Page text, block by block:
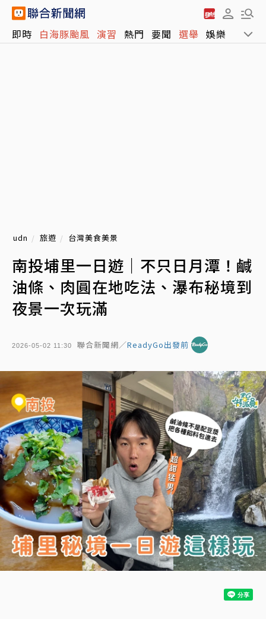
即時 白海豚颱風 演習 熱門 要聞 選舉 娛樂 運動
udn 旅遊 台灣美食美景
南投埔里一日遊｜不只日月潭！鹹
油條、肉圓在地吃法、瀑布秘境到
夜景一次玩滿
2026-05-02 11:30 聯合新聞網／ReadyGo出發前